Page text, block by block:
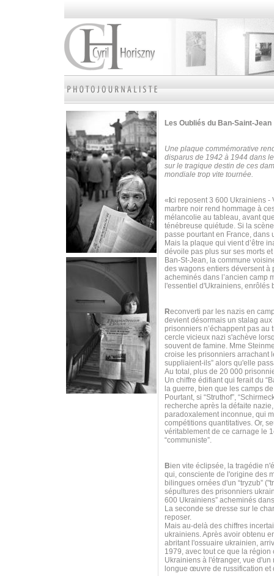
Les Oubliés du Ban-Saint-Jean
Une plaque commémorative
disparus de 1942 à 1944 dans
sur le tragique destin de ces
mondiale trop vite tournée.
« ci reposent 3 600 Ukrainiens -
marbre noir rend hommage à
mélancolie au tableau, avant
ténébreuse quiétude. Si la
passe pourtant en France, dans
Mais la plaque qui vient d’être
dévoile pas plus sur ses morts
Ban-St-Jean, la commune
des wagons entiers déversent à
acheminés dans l’ancien camp
l'essentiel d'Ukrainiens, enrôlés
Reconverti par les nazis en
devient désormais un stalag
prisonniers n’échappent pas
cercle vicieux nazi s'achève
souvent de famine. Mme
croise les prisonniers arrachant
suppliaient-ils” alors qu'elle
Au total, plus de 20 000
Un chiffre édifiant qui ferait du
la guerre, bien que les camps
Pourtant, si “Struthof”,
recherche après la défaite
paradoxalement inconnue, qui
compétitions quantitatives. Or,
véritablement de ce carnage le
“communiste”.
Bien vite éclipsée, la tragédie
qui, consciente de l'origine des
bilingues ornées d'un “tryzub”
sépultures des prisonniers
600 Ukrainiens” acheminés
La seconde se dresse sur le
reposer.
Mais au-delà des chiffres
ukrainiens. Après avoir obtenu
abritant l'ossuaire ukrainien,
1979, avec tout ce que la
Ukrainiens à l'étranger, vue
longue œuvre de russification et